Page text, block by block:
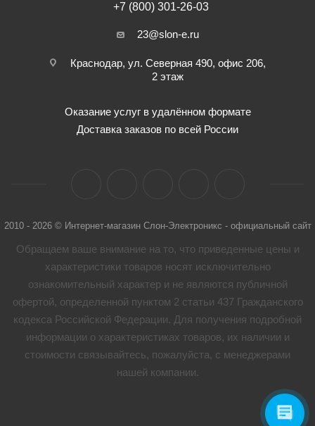
+7 (800) 301-26-03
23@slon-e.ru
Краснодар, ул. Северная 490, офис 206,
2 этаж
Оказание услуг в удалённом формате
Доставка заказов по всей России
2010 - 2026 © Интернет-магазин Слон-Электроникс - официальный сайт
Обращаем ваше внимание на то, что приведенные цены и
характеристики товaров носят исключительно
ознакомительный характер и не являются публичной
офертой, определенной пунктом 2 статьи 437 Гражданского
кодекса Российской Федерации. Для получения подробной
информации о характеристиках товaров, их наличии и
стоимости связывайтесь, пожалуйста, с менеджерами
нашей компании.